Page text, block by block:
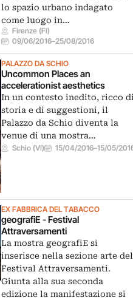
lo spazio urbano indagato
come luogo in…
Firenze (FI)
09/06/2016–25/08/2016
PALAZZO DA SCHIO
Uncommon Places an
accelerationist aesthetics
In un contesto inedito, ricco
storia e di suggestioni, il
Palazzo da Schio diventa la
venue di una mostra…
Schio (VI) 15/04/2016–15/05/
EX FABBRICA DEL TABACCO
geografiE - Festival
Attraversamenti
La mostra geografiE si
inserisce nella sezione arte del
Festival Attraversamenti.
Giunta alla sua seconda
edizione la manifestazione si